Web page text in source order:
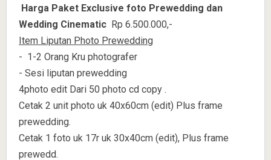
Harga Paket Exclusive foto Prewedding dan
Wedding Cinematic Rp 6.500.000,-
Item Liputan Photo Prewedding
- 1-2 Orang Kru photografer
- Sesi liputan prewedding
4photo edit Dari 50 photo cd copy .
Cetak 2 unit photo uk 40x60cm (edit) Plus frame
prewedding.
Cetak 1 foto uk 17r uk 30x40cm (edit), Plus frame
prewedd.